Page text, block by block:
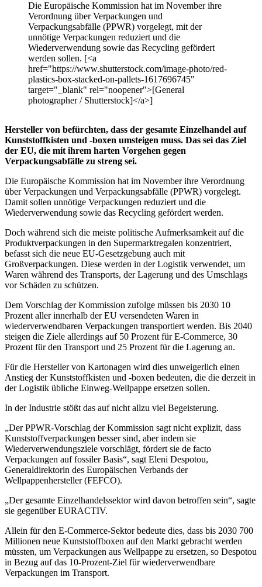
Die Europäische Kommission hat im November ihre
Verordnung über Verpackungen und
Verpackungsabfälle (PPWR) vorgelegt, mit der
unnötige Verpackungen reduziert und die
Wiederverwendung sowie das Recycling gefördert
werden sollen. [<a
href="https://www.shutterstock.com/image-photo/red-
plastics-box-stacked-on-pallets-1617696745"
target="_blank" rel="noopener">[General
photographer / Shutterstock]</a>]
Hersteller von befürchten, dass der gesamte Einzelhandel auf
Kunststoffkisten und -boxen umsteigen muss. Das sei das Ziel
der EU, die mit ihrem harten Vorgehen gegen
Verpackungsabfälle zu streng sei.
Die Europäische Kommission hat im November ihre Verordnung
über Verpackungen und Verpackungsabfälle (PPWR) vorgelegt.
Damit sollen unnötige Verpackungen reduziert und die
Wiederverwendung sowie das Recycling gefördert werden.
Doch während sich die meiste politische Aufmerksamkeit auf die
Produktverpackungen in den Supermarktregalen konzentriert,
befasst sich die neue EU-Gesetzgebung auch mit
Großverpackungen. Diese werden in der Logistik verwendet, um
Waren während des Transports, der Lagerung und des Umschlags
vor Schäden zu schützen.
Dem Vorschlag der Kommission zufolge müssen bis 2030 10
Prozent aller innerhalb der EU versendeten Waren in
wiederverwendbaren Verpackungen transportiert werden. Bis 2040
steigen die Ziele allerdings auf 50 Prozent für E-Commerce, 30
Prozent für den Transport und 25 Prozent für die Lagerung an.
Für die Hersteller von Kartonagen wird dies unweigerlich einen
Anstieg der Kunststoffkisten und -boxen bedeuten, die die derzeit in
der Logistik übliche Einweg-Wellpappe ersetzen sollen.
In der Industrie stößt das auf nicht allzu viel Begeisterung.
„Der PPWR-Vorschlag der Kommission sagt nicht explizit, dass
Kunststoffverpackungen besser sind, aber indem sie
Wiederverwendungsziele vorschlägt, fördert sie de facto
Verpackungen auf fossiler Basis“, sagt Eleni Despotou,
Generaldirektorin des Europäischen Verbands der
Wellpappenhersteller (FEFCO).
„Der gesamte Einzelhandelssektor wird davon betroffen sein“, sagte
sie gegenüber EURACTIV.
Allein für den E-Commerce-Sektor bedeute dies, dass bis 2030 700
Millionen neue Kunststoffboxen auf den Markt gebracht werden
müssten, um Verpackungen aus Wellpappe zu ersetzen, so Despotou
in Bezug auf das 10-Prozent-Ziel für wiederverwendbare
Verpackungen im Transport.